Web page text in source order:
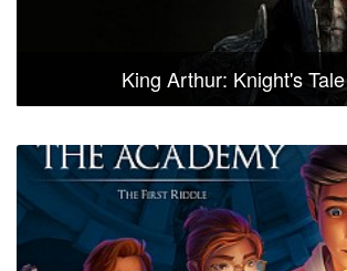
King Arthur: Knight's Tale